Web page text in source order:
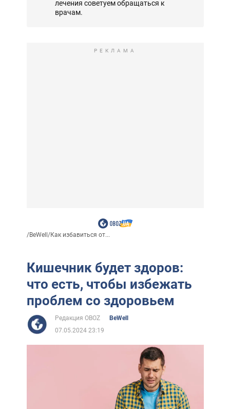
лечения советуем обращаться к
врачам.
РЕКЛАМА
/BeWell/Как избавиться от...
Кишечник будет здоров:
что есть, чтобы избежать
проблем со здоровьем
Редакция OBOZ
BeWell
07.05.2024 23:19